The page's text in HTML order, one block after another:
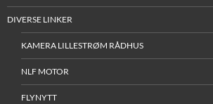
DIVERSE LINKER
KAMERA LILLESTRØM RÅDHUS
NLF MOTOR
FLYNYTT